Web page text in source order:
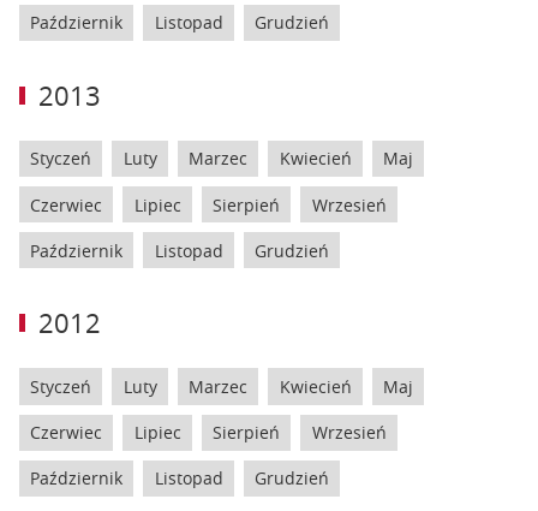
Październik Listopad Grudzień
2013
Styczeń Luty Marzec Kwiecień Maj
Czerwiec Lipiec Sierpień Wrzesień
Październik Listopad Grudzień
2012
Styczeń Luty Marzec Kwiecień Maj
Czerwiec Lipiec Sierpień Wrzesień
Październik Listopad Grudzień